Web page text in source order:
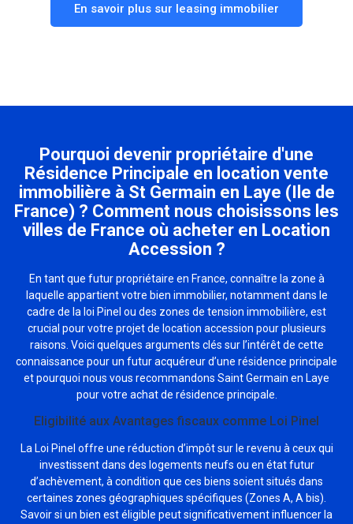
En savoir plus sur leasing immobilier
Pourquoi devenir propriétaire d'une
Résidence Principale en location vente
immobilière à St Germain en Laye (Ile de
France) ? Comment nous choisissons les
villes de France où acheter en Location
Accession ?
En tant que futur propriétaire en France, connaître la zone à
laquelle appartient votre bien immobilier, notamment dans le
cadre de la loi Pinel ou des zones de tension immobilière, est
crucial pour votre projet de location accession pour plusieurs
raisons. Voici quelques arguments clés sur l’intérêt de cette
connaissance pour un futur acquéreur d’une résidence principale
et pourquoi nous vous recommandons Saint Germain en Laye
pour votre achat de résidence principale.
Eligibilité aux Avantages fiscaux comme Loi Pinel
La Loi Pinel offre une réduction d’impôt sur le revenu à ceux qui
investissent dans des logements neufs ou en état futur
d’achèvement, à condition que ces biens soient situés dans
certaines zones géographiques spécifiques (Zones A, A bis).
Savoir si un bien est éligible peut significativement influencer la